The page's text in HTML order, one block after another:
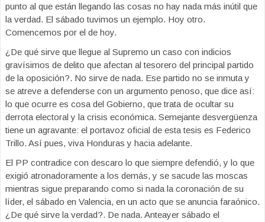
punto al que están llegando las cosas no hay nada más inútil que
la verdad. El sábado tuvimos un ejemplo. Hoy otro.
Comencemos por el de hoy.
¿De qué sirve que llegue al Supremo un caso con indicios
gravísimos de delito que afectan al tesorero del principal partido
de la oposición?. No sirve de nada. Ese partido no se inmuta y
se atreve a defenderse con un argumento penoso, que dice así:
lo que ocurre es cosa del Gobierno, que trata de ocultar su
derrota electoral y la crisis económica. Semejante desvergüenza
tiene un agravante: el portavoz oficial de esta tesis es Federico
Trillo. Así pues, viva Honduras y hacia adelante.
El PP contradice con descaro lo que siempre defendió, y lo que
exigió atronadoramente a los demás, y se sacude las moscas
mientras sigue preparando como si nada la coronación de su
líder, el sábado en Valencia, en un acto que se anuncia faraónico.
¿De qué sirve la verdad?. De nada. Anteayer sábado el